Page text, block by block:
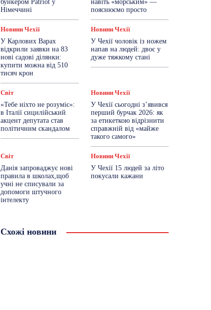
Більше
бункером Patriot у
Німеччині
навіть «морським» —
пояснюємо просто
Новини Чехії
У Карлових Варах
відкрили заявки на 83
нові садові ділянки:
купити можна від 510
тисяч крон
Новини Чехії
У Чехії чоловік із ножем
напав на людей: двоє у
дуже тяжкому стані
Світ
«Тебе ніхто не розуміє»:
в Італії сицилійський
акцент депутата став
політичним скандалом
Новини Чехії
У Чехії сьогодні з’явився
перший бурчак 2026: як
за етикеткою відрізнити
справжній від «майже
такого самого»
Світ
Данія запроваджує нові
правила в школах,щоб
учні не списували за
допомоги штучного
інтелекту
Новини Чехії
У Чехії 15 людей за літо
покусали кажани
Схожі новини